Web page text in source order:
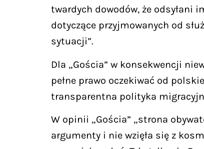
twardych dowodów, że odsyłani
dotyczące przyjmowanych od
sytuacji”.
Dla „Gościa” w konsekwencji
pełne prawo oczekiwać od
transparentna polityka
W opinii „Gościa” „strona
argumenty i nie wzięła się z